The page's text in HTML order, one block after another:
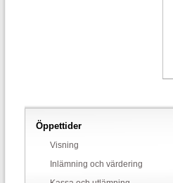
Öppettider
Visning
Inlämning och värdering